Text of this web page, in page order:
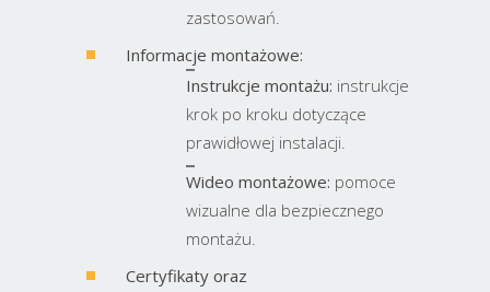
zastosowań.
Informacje montażowe:
​Instrukcje montażu: instrukcje
krok po kroku dotyczące
prawidłowej instalacji.
Wideo montażowe: pomoce
wizualne dla bezpiecznego
montażu.
Certyfikaty oraz